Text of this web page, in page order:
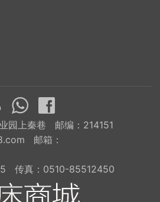
园上秦巷 邮编：214151
邮箱：
传真：0510-85512450